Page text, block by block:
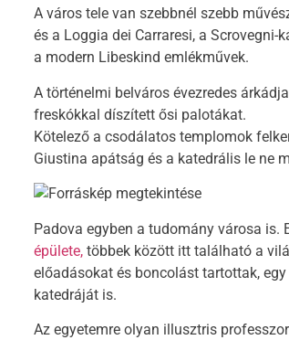
A város tele van szebbnél szebb
és a Loggia dei Carraresi, a
a modern Libeskind emlékművek.
A történelmi belváros évezredes
freskókkal díszített ősi palotákat.
Kötelező a csodálatos templomok
Giustina apátság és a katedrális le ne
Padova egyben a tudomány városa is.
épülete, többek között itt található a
előadásokat és boncolást tartottak,
katedráját is.
Az egyetemre olyan illusztris